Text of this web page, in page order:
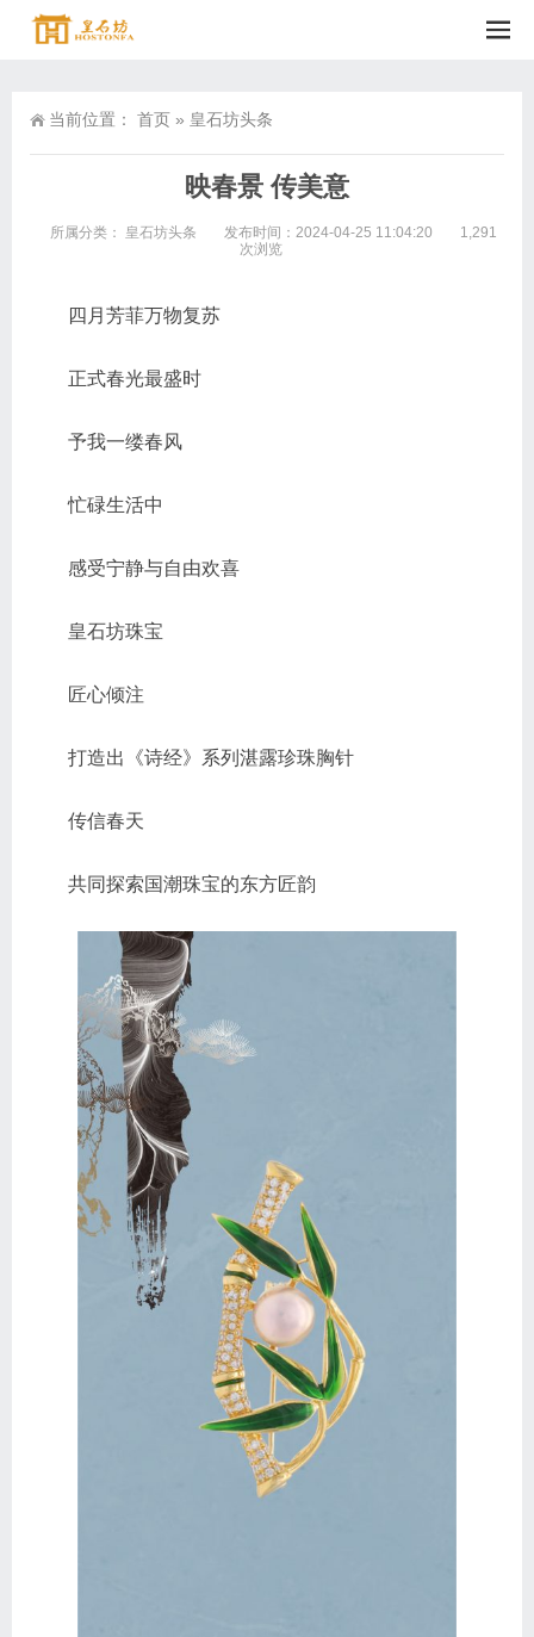
当前位置： 首页 » 皇石坊头条
映春景 传美意
所属分类： 皇石坊头条 发布时间：2024-04-25 11:04:20
1,291
次浏览
四月芳菲万物复苏
正式春光最盛时
予我一缕春风
忙碌生活中
感受宁静与自由欢喜
皇石坊珠宝
匠心倾注
打造出《诗经》系列湛露珍珠胸针
传信春天
共同探索国潮珠宝的东方匠韵